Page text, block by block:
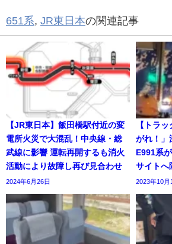
651系, JR東日本の関連記事
【JR東日本】飯田橋駅付近の変
電所火災で大混乱！中央線・総
武線に影響 運転再開するも消火
活動により故障し再び見合わせ
2024年6月26日
【トラ
がれ！」
E991系
サイトへ
2023年10月